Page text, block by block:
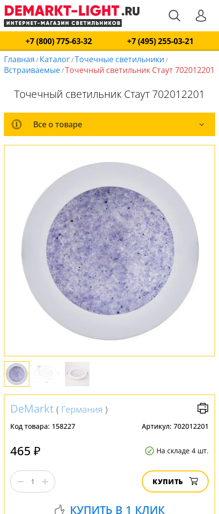
+7 (800) 775-63-32
+7 (495) 255-03-21
Главная / Каталог/Точечные светильники /
Встраиваемые/Точечный светильник Стаут 702012201
Точечный светильник Стаут 702012201
Все о товаре
Все о товаре
Комплект лампочек
Вся коллекция
Оплата и доставка
Обмен и возврат
Установка
Отзывы
DeMarkt ( Германия )
Код товара: 158227 Артикул: 702012201
465 ₽ На складе 4 шт.
КУПИТЬ